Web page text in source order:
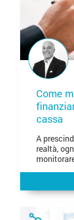
Come
cassa
A
realtà,